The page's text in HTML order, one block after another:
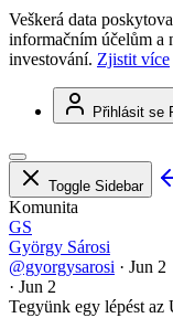
Veškerá data
informačním účelům a
investování. Zjistit více
Přihlásit se
Toggle Sidebar
Komunita
GS
György Sárosi
@gyorgysarosi · Jun 2
· Jun 2
Tegyünk egy lépést